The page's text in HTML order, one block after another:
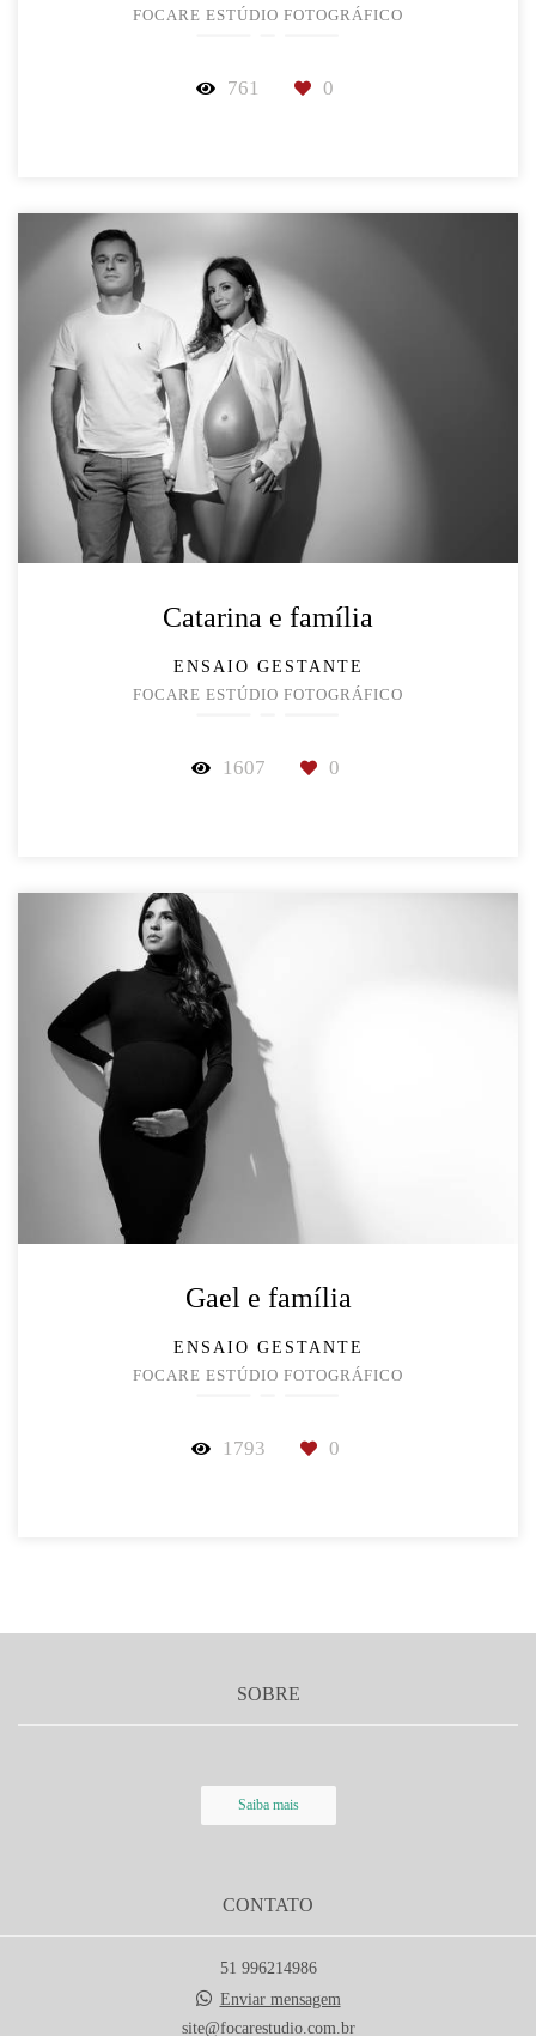
FOCARE ESTÚDIO FOTOGRÁFICO
761 0
Catarina e família
ENSAIO GESTANTE
FOCARE ESTÚDIO FOTOGRÁFICO
1607 0
Gael e família
ENSAIO GESTANTE
FOCARE ESTÚDIO FOTOGRÁFICO
1793 0
SOBRE
Saiba mais
CONTATO
51 996214986
Enviar mensagem
site@focarestudio.com.br